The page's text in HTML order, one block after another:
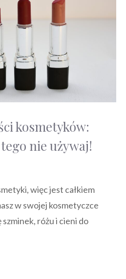
kosmetyków:
nie używaj!
więc jest całkiem
w swojej kosmetyczce
różu i cieni do